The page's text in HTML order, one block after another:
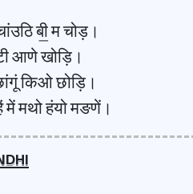
बी॒ म चोड़।
आणे खोड़ि।
किओ छोड़ि।
में मथो हंयो मङणें।